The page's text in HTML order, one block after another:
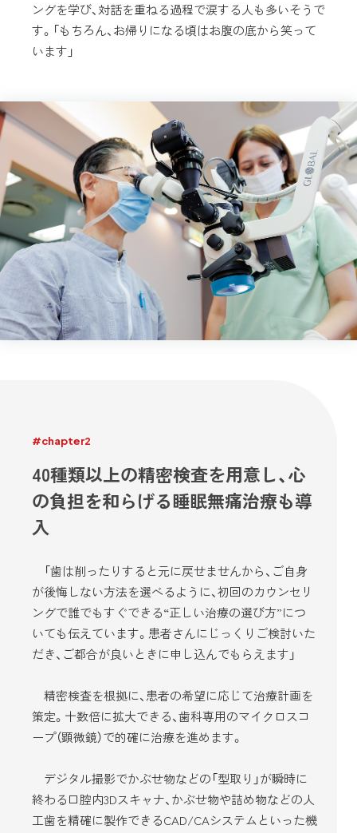
ングを学び、対話を重ねる過程で涙する人も多いそうで
す。「もちろん、お帰りになる頃はお腹の底から笑って
います」
#chapter2
40種類以上の精密検査を用意し、心
の負担を和らげる睡眠無痛治療も導
入
「歯は削ったりすると元に戻せませんから、ご自身
が後悔しない方法を選べるように、初回のカウンセリ
ングで誰でもすぐできる“正しい治療の選び方”につ
いても伝えています。患者さんにじっくりご検討いた
だき、ご都合が良いときに申し込んでもらえます」
精密検査を根拠に、患者の希望に応じて治療計画を
策定。十数倍に拡大できる、歯科専用のマイクロスコ
ープ（顕微鏡）で的確に治療を進めます。
デジタル撮影でかぶせ物などの「型取り」が瞬時に
終わる口腔内3Dスキャナ、かぶせ物や詰め物などの人
工歯を精確に製作できるCAD/CAシステムといった機